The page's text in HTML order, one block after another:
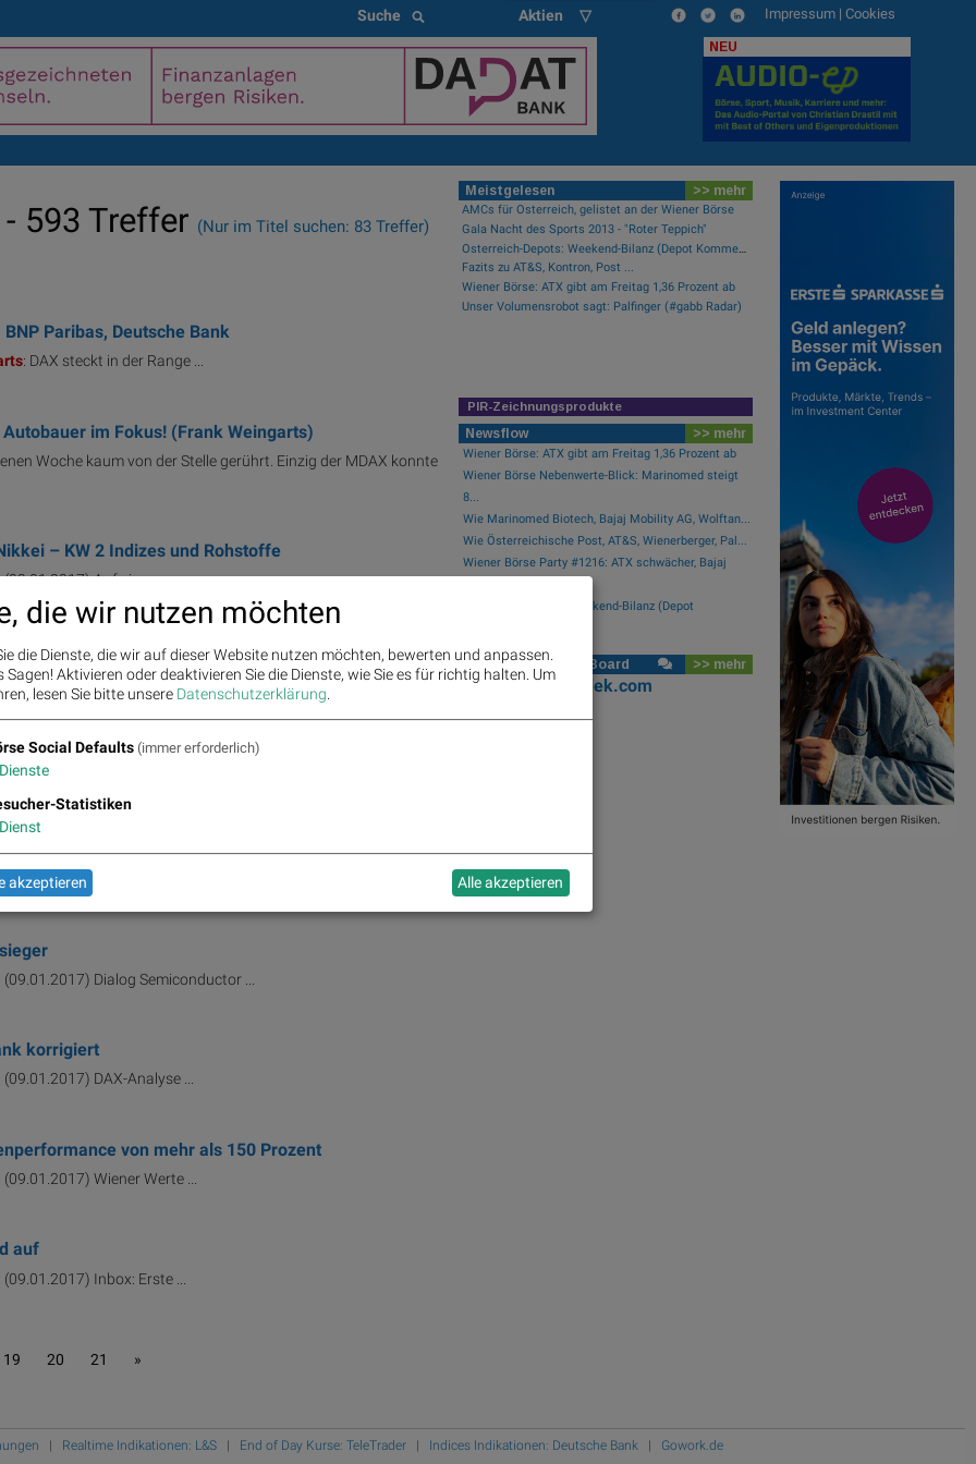
Suche Aktien ▽ Impressum | Cookies
NEU
593 Treffer (Nur im Titel suchen: 83 Treffer)
Paribas, Deutsche Bank
: DAX steckt in der Range ...
im Fokus! (Frank Weingarts)
Woche kaum von der Stelle gerührt. Einzig der MDAX konnte
– KW 2 Indizes und Rohstoffe
(09.01.2017) Auf ein ...
Raiffeisen, UniCredit, Immofinanz, Bu...
Head of Private Investor Products ...
korrigieren - 14 Prozent sind nach ...
(09.01.2017) Hier geht ...
im Plus
(09.01.2017) Inbox: Erste ...
(09.01.2017) Dialog Semiconductor ...
korrigiert
(09.01.2017) DAX-Analyse ...
von mehr als 150 Prozent
(09.01.2017) Wiener Werte ...
auf
(09.01.2017) Inbox: Erste ...
19 20 21 »
Meistgelesen >> mehr
AMCs für Österreich, gelistet an der Wiener Börse
Gala Nacht des Sports 2013 - "Roter Teppich"
Österreich-Depots: Weekend-Bilanz (Depot Kommentar)
Fazits zu AT&S, Kontron, Post ...
Wiener Börse: ATX gibt am Freitag 1,36 Prozent ab
Unser Volumensrobot sagt: Palfinger (#gabb Radar)
PIR-Zeichnungsprodukte
Newsflow >> mehr
Wiener Börse: ATX gibt am Freitag 1,36 Prozent ab
Wiener Börse Nebenwerte-Blick: Marinomed steigt
8...
Wie Marinomed Biotech, Bajaj Mobility AG, Wolftan...
Wie Österreichische Post, AT&S, Wienerberger, Pal...
Wiener Börse Party #1216: ATX schwächer, Bajaj
Österreich-Depots: Weekend-Bilanz (Depot
Börse Social Club Board >> mehr
Booksjosefchladek.com
| Realtime Indikationen: L&S | End of Day Kurse: TeleTrader | Indices Indikationen: Deutsche Bank | Gowork.de
die wir nutzen möchten
die Dienste, die wir auf dieser Website nutzen möchten, bewerten und anpassen.
Sagen! Aktivieren oder deaktivieren Sie die Dienste, wie Sie es für richtig halten. Um
lesen Sie bitte unsere Datenschutzerklärung
Social Defaults (immer erforderlich)
Dienste
Statistiken
Dienst
akzeptieren Alle akzeptieren